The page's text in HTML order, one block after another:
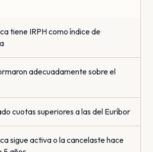
tiene IRPH como índice de
adecuadamente sobre el
cuotas superiores a las del Euríbor
sigue activa o la cancelaste hace